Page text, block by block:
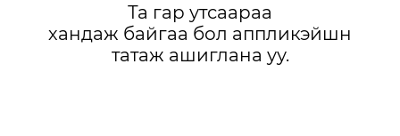
Та гар утсаараа
хандаж байгаа бол аппликэйшн
татаж ашиглана уу.